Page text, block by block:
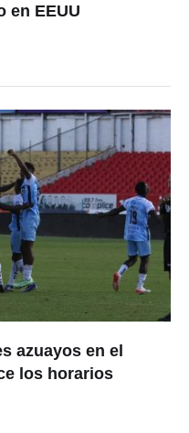
en EEUU
azuayos en el
los horarios